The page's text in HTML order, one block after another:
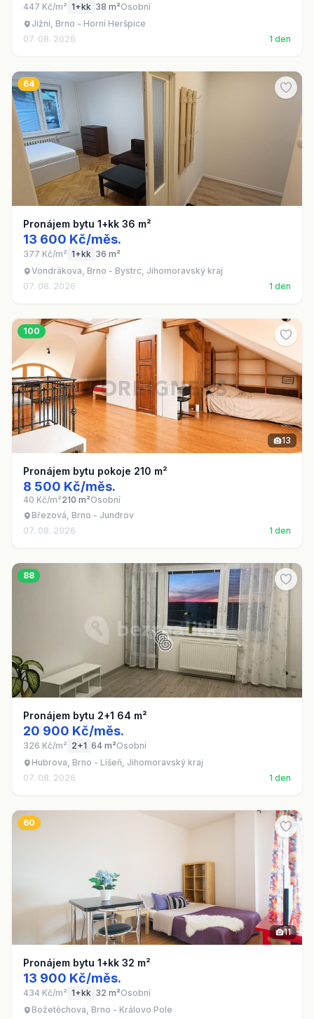
447 Kč/m² 1+kk 38 m²Osobní
Jižní, Brno - Horní Heršpice
07. 08. 2026
1 den
64
Pronájem bytu 1+kk 36 m²
13 600 Kč/měs.
377 Kč/m² 1+kk 36 m²
Vondrákova, Brno - Bystrc, Jihomoravský kraj
07. 08. 2026
1 den
100
13
Pronájem bytu pokoje 210 m²
8 500 Kč/měs.
40 Kč/m²210 m²Osobní
Březová, Brno - Jundrov
07. 08. 2026
1 den
88
Pronájem bytu 2+1 64 m²
20 900 Kč/měs.
326 Kč/m² 2+1 64 m²Osobní
Hubrova, Brno - Líšeň, Jihomoravský kraj
07. 08. 2026
1 den
60
11
Pronájem bytu 1+kk 32 m²
13 900 Kč/měs.
434 Kč/m² 1+kk 32 m²Osobní
Božetěchova, Brno - Královo Pole